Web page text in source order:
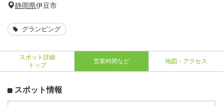
静岡県伊豆市
グランピング
スポット詳細
トップ
営業時間など 地図・アクセス
スポット情報